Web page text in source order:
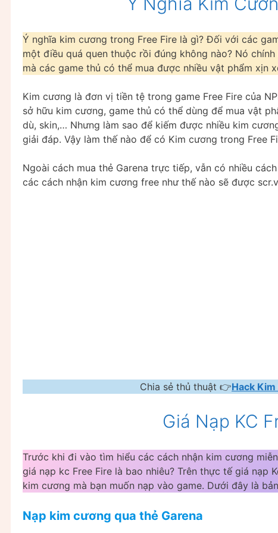
Ý nghĩa kim cương trong Free Fire là gì? Đối với các
một điều quá quen thuộc rồi đúng không nào? Nó
mà các game thủ có thể mua được nhiều vật phẩm xịn
Kim cương là đơn vị tiền tệ trong game Free Fire của
sở hữu kim cương, game thủ có thể dùng để mua vật
dù, skin,… Nhưng làm sao để kiếm được nhiều kim
giải đáp. Vậy làm thế nào để có Kim cương trong Free
Ngoài cách mua thẻ Garena trực tiếp, vẫn có nhiều
các cách nhận kim cương free như thế nào sẽ được
Chia sẻ thủ thuật 👉Hack
Giá Nạp KC
Trước khi đi vào tìm hiểu các cách nhận kim cương
giá nạp kc Free Fire là bao nhiêu? Trên thực tế giá nạp
kim cương mà bạn muốn nạp vào game. Dưới đây là
Nạp kim cương qua thẻ Garena